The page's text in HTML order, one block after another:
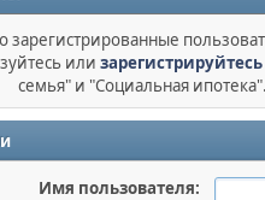
зарегистрированные
или зарегистрируйтесь
семья" и "Социальная
Имя пользователя: